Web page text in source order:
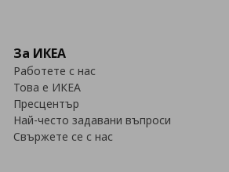
За ИКЕА
Работете с нас
Това е ИКЕА
Пресцентър
Най-често задавани въпроси
Свържете се с нас